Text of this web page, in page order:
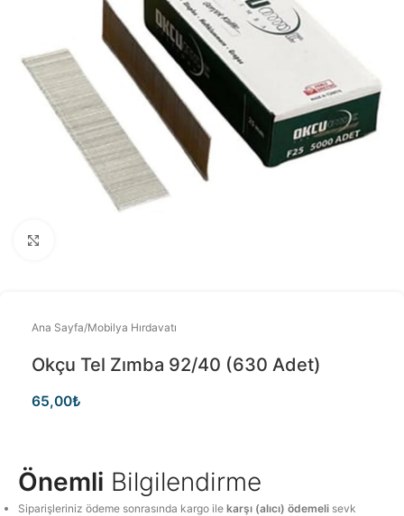
Ana Sayfa/Mobilya Hırdavatı
Okçu Tel Zımba 92/40 (630 Adet)
65,00₺
Önemli Bilgilendirme
Siparişleriniz ödeme sonrasında kargo ilekarşı (alıcı) ödemeli sevk